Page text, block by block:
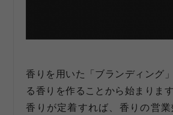
香りを用いた「ブランディング
る香りを作ることから始まりま
香りが定着すれば、香りの営